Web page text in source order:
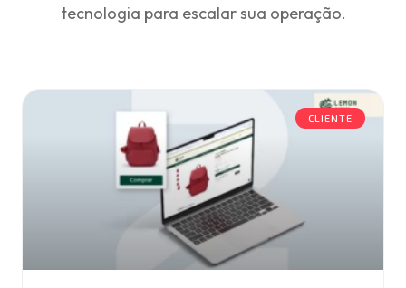
tecnologia para escalar sua operação.
CLIENTE